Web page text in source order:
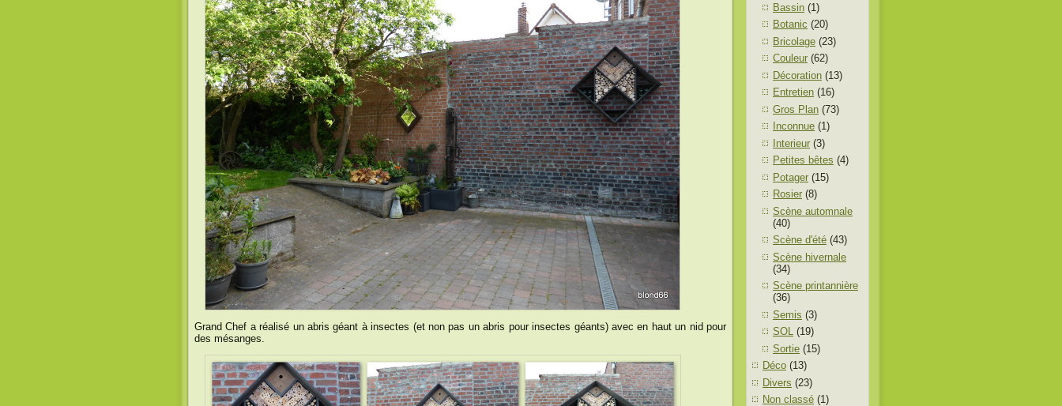
Grand Chef a réalisé un abris géant à insectes (et non pas un abris pour insectes géants) avec en haut un nid pour
des mésanges.
Bassin (1)
Botanic (20)
Bricolage (23)
Couleur (62)
Décoration (13)
Entretien (16)
Gros Plan (73)
Inconnue (1)
Interieur (3)
Petites bêtes (4)
Potager (15)
Rosier (8)
Scène automnale
(40)
Scène d'été (43)
Scène hivernale
(34)
Scène printannière
(36)
Semis (3)
SOL (19)
Sortie (15)
Déco (13)
Divers (23)
Non classé (1)